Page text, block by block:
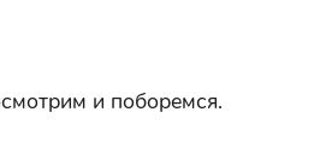
и поборемся.